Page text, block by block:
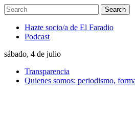
Hazte socio/a de El Faradio
Podcast
sábado, 4 de julio
Transparencia
Quienes somos: periodismo,